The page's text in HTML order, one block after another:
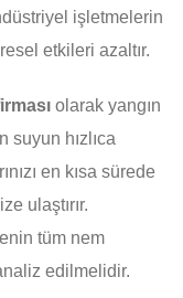
işletmelerin
etkileri azaltır.
olarak yangın
suyun hızlıca
en kısa sürede
ulaştırır.
tüm nem
edilmelidir.